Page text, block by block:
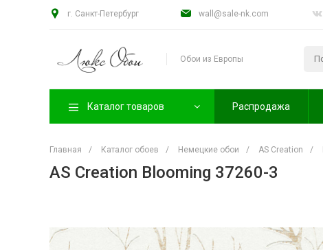
г. Санкт-Петербург wall@sale-nk.com
Обои из Европы
Каталог товаров Распродажа
Главная / Каталог обоев / Немецкие обои / AS Creation /
AS Creation Blooming 37260-3